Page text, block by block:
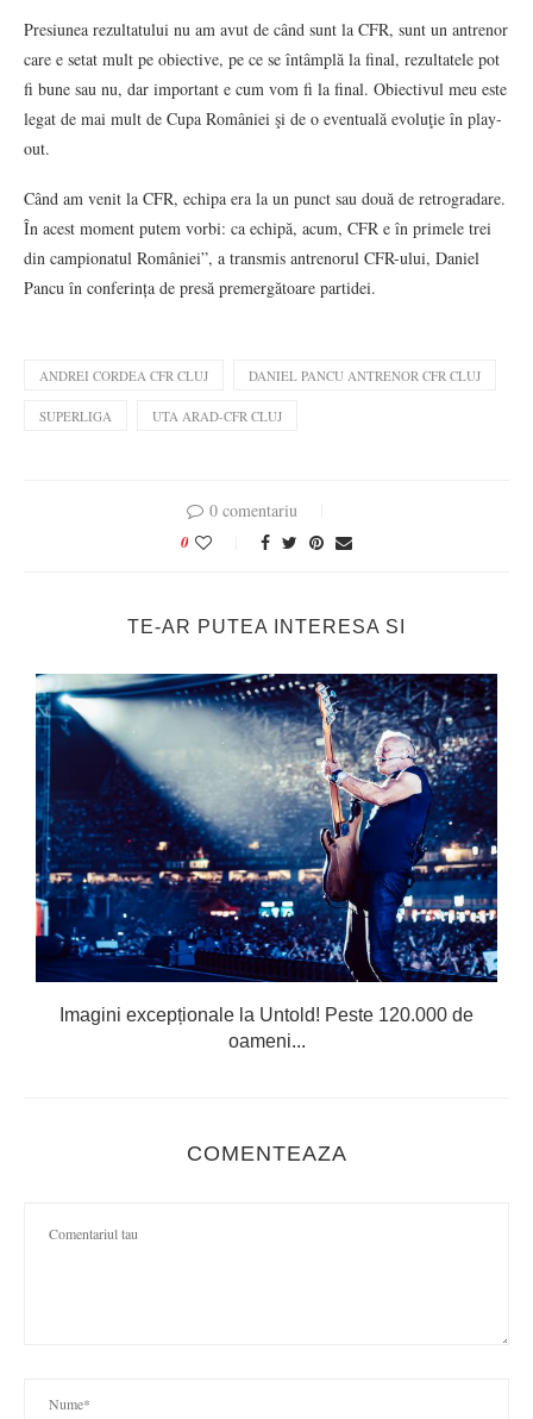
Presiunea rezultatului nu am avut de când sunt la CFR, sunt un antrenor
care e setat mult pe obiective, pe ce se întâmplă la final, rezultatele pot
fi bune sau nu, dar important e cum vom fi la final. Obiectivul meu este
legat de mai mult de Cupa României şi de o eventuală evoluţie în play-
out.
Când am venit la CFR, echipa era la un punct sau două de retrogradare.
În acest moment putem vorbi: ca echipă, acum, CFR e în primele trei
din campionatul României”, a transmis antrenorul CFR-ului, Daniel
Pancu în conferința de presă premergătoare partidei.
ANDREI CORDEA CFR CLUJ DANIEL PANCU ANTRENOR CFR CLUJ
SUPERLIGA UTA ARAD-CFR CLUJ
0 comentariu
0
TE-AR PUTEA INTERESA SI
Imagini excepționale la Untold! Peste 120.000 de
oameni...
COMENTEAZA